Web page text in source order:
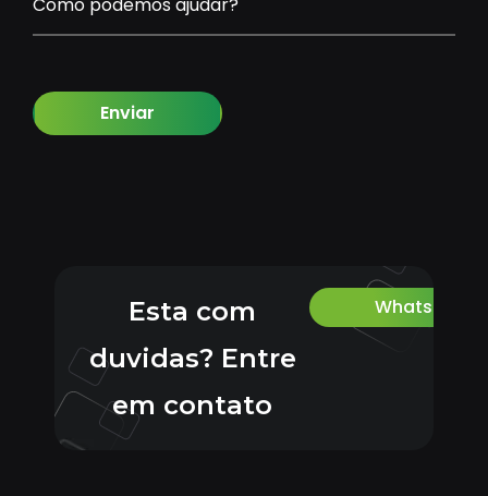
Como podemos ajudar?
Enviar
Esta com
duvidas? Entre
em contato
Whatsapp